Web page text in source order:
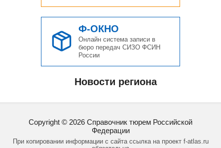
Ф-ОКНО
Онлайн система записи в
бюро передач СИЗО ФСИН
России
Новости региона
Copyright © 2026 Справочник тюрем Российской
Федерации
При копировании информации с сайта ссылка на проект f-atlas.ru